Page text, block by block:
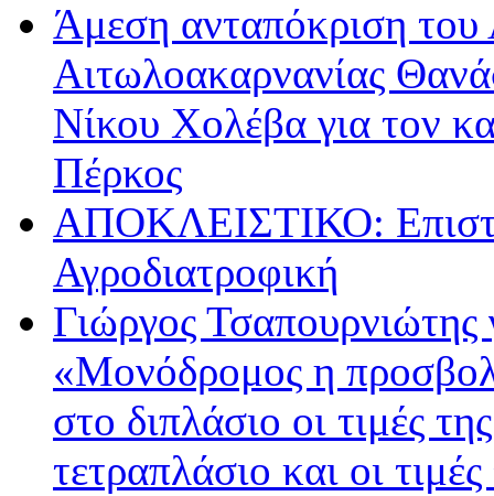
Άμεση ανταπόκριση του
Αιτωλοακαρνανίας
Νίκου Χολέβα για τον
Πέρκος
ΑΠΟΚΛΕΙΣΤΙΚΟ:
Αγροδιατροφική
Γιώργος
«Μονόδρομος η
στο διπλάσιο οι τιμές
τετραπλάσιο και οι